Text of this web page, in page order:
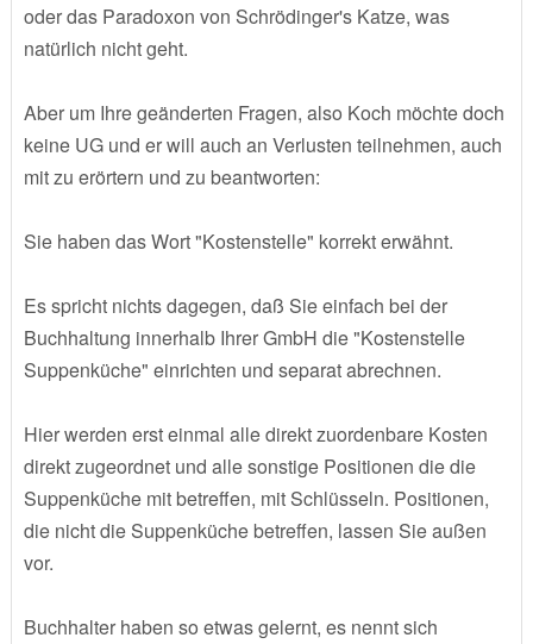
oder das Paradoxon von Schrödinger's Katze, was
natürlich nicht geht.
Aber um Ihre geänderten Fragen, also Koch möchte doch
keine UG und er will auch an Verlusten teilnehmen, auch
mit zu erörtern und zu beantworten:
Sie haben das Wort "Kostenstelle" korrekt erwähnt.
Es spricht nichts dagegen, daß Sie einfach bei der
Buchhaltung innerhalb Ihrer GmbH die "Kostenstelle
Suppenküche" einrichten und separat abrechnen.
Hier werden erst einmal alle direkt zuordenbare Kosten
direkt zugeordnet und alle sonstige Positionen die die
Suppenküche mit betreffen, mit Schlüsseln. Positionen,
die nicht die Suppenküche betreffen, lassen Sie außen
vor.
Buchhalter haben so etwas gelernt, es nennt sich